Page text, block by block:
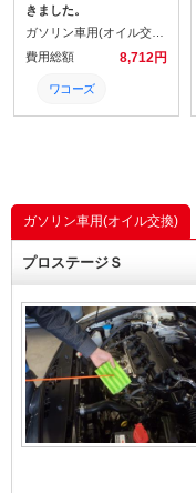
きました。
費用総額
8,712円
ワコーズ
土日営業
ガソリン車用(オイル交換)
プロステージＳ